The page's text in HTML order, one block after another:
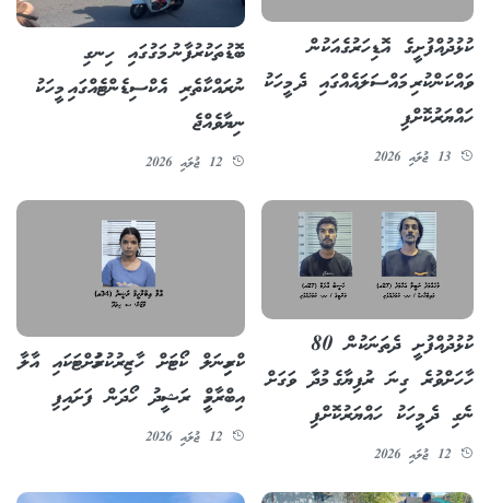
ކުޅުދުއްފުށީގެ އޮޑިހަރުގެއަކުން
ވައްކަންކުރި މައްސަލައެއްގައި ދެ މީހަކު
ހައްޔަރުކޮށްފި
ބޮޑުތަކުރުފާނު މަގުގައި ހިނގި
ނުރައްކާތެރި އެކްސިޑެންޓެއްގައި މީހަކު
ނިޔާވެއްޖެ
ކުޅުދުއްފުށީ ދެތަނަކުން 80
ހާހަށްވުރެ ގިނަ ރުފިޔާގެ މުދާ ވަގަށް
ނެގި ދެ މީހަކު ހައްޔަރުކޮށްފި
ކްރިމިނަލް ކޯޓަށް ހާޒިރުކުރުމަށްޓަކައި އާލާ
އިބްރާހީމް ރަޝީދު ހޯދަން ފަށައިފި